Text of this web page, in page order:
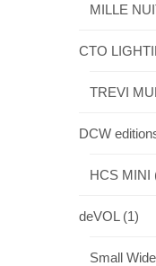
MILLE
CTO
TREVI
DCW
HCS MINI
deVOL (1)
Small